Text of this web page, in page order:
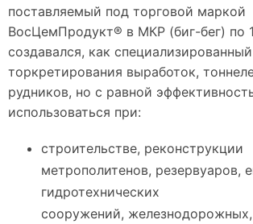
поставляемый под торговой маркой
ВосЦемПродукт® в МКР (биг-бег) по
создавался, как
торкретирования выработок,
рудников, но с равной
использоваться при:
строительстве, реконструкции
метрополитенов, резервуаров,
гидротехнических
сооружений, железнодорожных,